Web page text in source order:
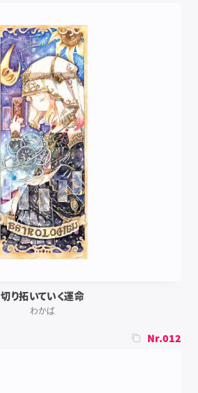
切り拓いていく運命
わかば
Nr.012